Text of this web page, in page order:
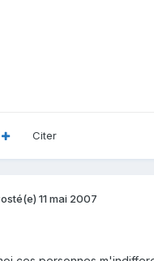
Citer
11 mai 2007